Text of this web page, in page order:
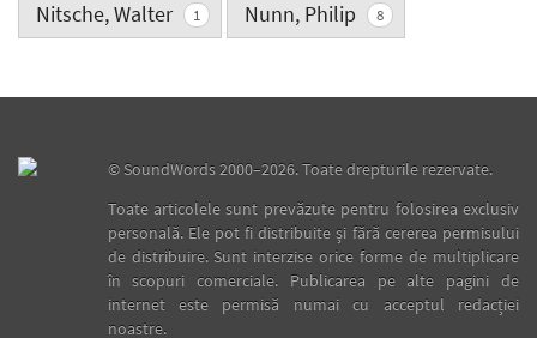
Nitsche, Walter 1 Nunn, Philip 8
©SoundWords2000–2026. Toate drepturile rezervate.
Toate articolele sunt prevăzute pentru folosirea exclusiv
personală. Ele pot fi distribuite şi fără cererea permisului
de distribuire. Sunt interzise orice forme de multiplicare
în scopuri comerciale. Publicarea pe alte pagini de
internet este permisă numai cu acceptul redacţiei
noastre.